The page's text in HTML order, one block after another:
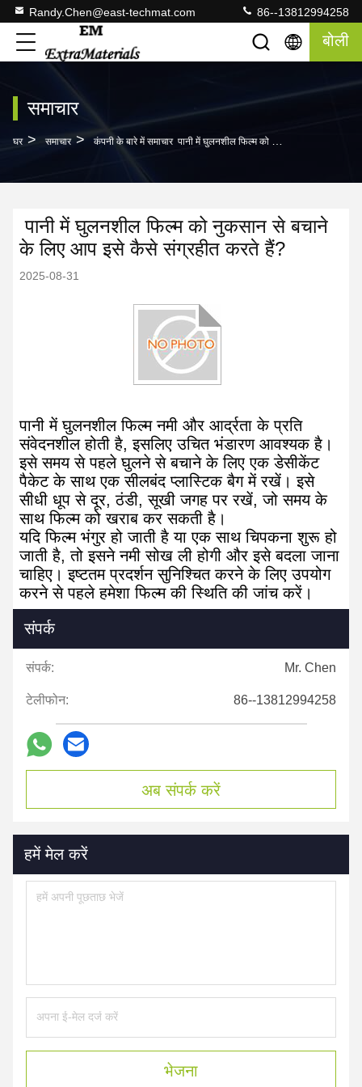
Randy.Chen@east-techmat.com 86--13812994258
बोली
समाचार
घर > समाचार > कंपनी के बारे में समाचार पानी में घुलनशील फिल्म को नुकसान से बचाने के लिए आप इसे कैसे संग्रहीत करते हैं?​
पानी में घुलनशील फिल्म को नुकसान से बचाने
के लिए आप इसे कैसे संग्रहीत करते हैं?​
2025-08-31
पानी में घुलनशील फिल्म नमी और आर्द्रता के प्रति
संवेदनशील होती है, इसलिए उचित भंडारण आवश्यक है।
इसे समय से पहले घुलने से बचाने के लिए एक डेसीकेंट
पैकेट के साथ एक सीलबंद प्लास्टिक बैग में रखें। इसे
सीधी धूप से दूर, ठंडी, सूखी जगह पर रखें, जो समय के
साथ फिल्म को खराब कर सकती है।
यदि फिल्म भंगुर हो जाती है या एक साथ चिपकना शुरू हो
जाती है, तो इसने नमी सोख ली होगी और इसे बदला जाना
चाहिए। इष्टतम प्रदर्शन सुनिश्चित करने के लिए उपयोग
करने से पहले हमेशा फिल्म की स्थिति की जांच करें।
संपर्क
संपर्क: Mr. Chen
टेलीफोन: 86--13812994258
अब संपर्क करें
हमें मेल करें
भेजना